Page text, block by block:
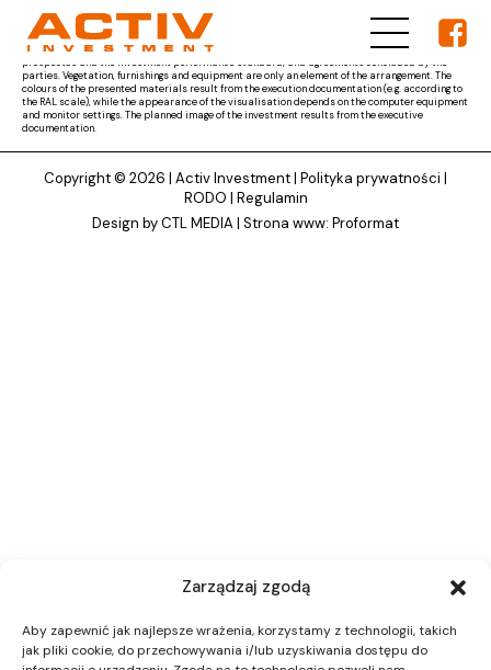
Zarządzaj zgodą
Aby zapewnić jak najlepsze wrażenia, korzystamy z technologii, takich
jak pliki cookie, do przechowywania i/lub uzyskiwania dostępu do
The materials presented on ACTIV Investment's website are for reference only and the subject
matter of the developer's obligation results from the parties' agreement and the project
documentation approved by the competent authority, as well as other documents, i.e. the
prospectus and the investment performance standard, and agreements concluded by the
parties. Vegetation, furnishings and equipment are only an element of the arrangement. The
colours of the presented materials result from the execution documentation (e.g. according to
the RAL scale), while the appearance of the visualisation depends on the computer equipment
and monitor settings. The planned image of the investment results from the executive
documentation.
Copyright © 2026 | Activ Investment| Polityka prywatności |
RODO | Regulamin
Design by CTL MEDIA | Strona www: Proformat